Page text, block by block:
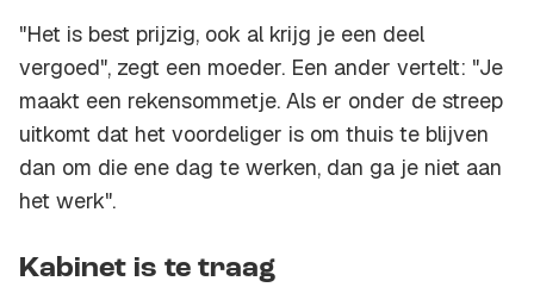
"Het is best prijzig, ook al krijg je een deel
vergoed", zegt een moeder. Een ander vertelt: "Je
maakt een rekensommetje. Als er onder de streep
uitkomt dat het voordeliger is om thuis te blijven
dan om die ene dag te werken, dan ga je niet aan
het werk".
Kabinet is te traag